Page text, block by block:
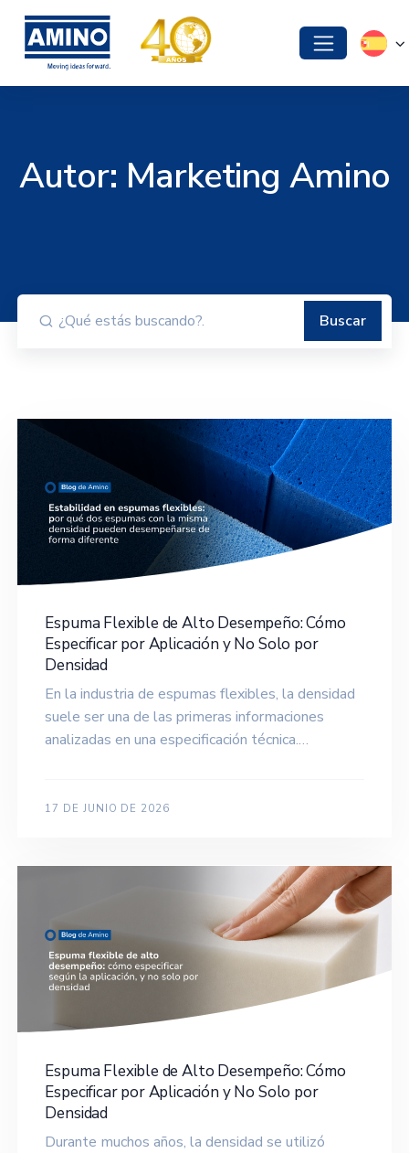
Autor: Marketing Amino
Buscar
Espuma Flexible de Alto Desempeño: Cómo
Especificar por Aplicación y No Solo por
Densidad
En la industria de espumas flexibles, la densidad
suele ser una de las primeras informaciones
analizadas en una especificación técnica.…
17 DE JUNIO DE 2026
Espuma Flexible de Alto Desempeño: Cómo
Especificar por Aplicación y No Solo por
Densidad
Durante muchos años, la densidad se utilizó